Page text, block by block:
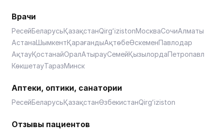
Врачи
РесейБеларусьҚазақстанQirgʻizistonМоскваСочиАлматы
АстанаШымкентҚарағандыАқтөбеӨскеменПавлодар
АқтауҚостанайОралАтырауСемейҚызылордаПетропавл
КөкшетауТаразМинск
Аптеки, оптики, санатории
РесейБеларусьҚазақстанӨзбекистанQirgʻiziston
Отзывы пациентов